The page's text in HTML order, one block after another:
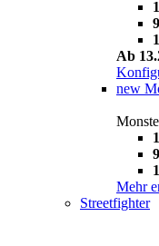
Ab
new
Mehr
Streetfighter